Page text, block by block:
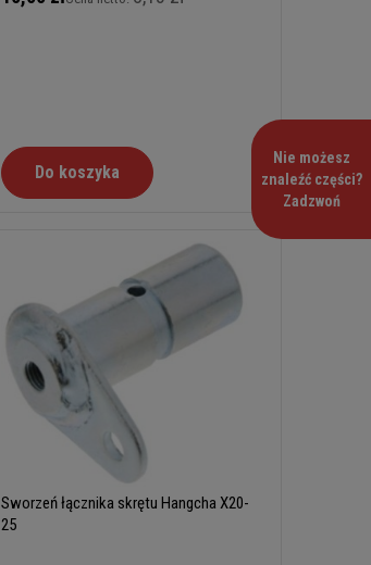
Do koszyka
Sworzeń łącznika skrętu Hangcha X20-
25
Nie możesz
znaleźć części?
Zadzwoń